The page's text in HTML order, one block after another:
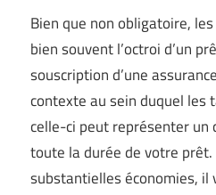
Bien que non obligatoire,
bien souvent l’octroi d’un
souscription d’une
contexte au sein duquel les
celle-ci peut représenter
toute la durée de votre
substantielles économies, il